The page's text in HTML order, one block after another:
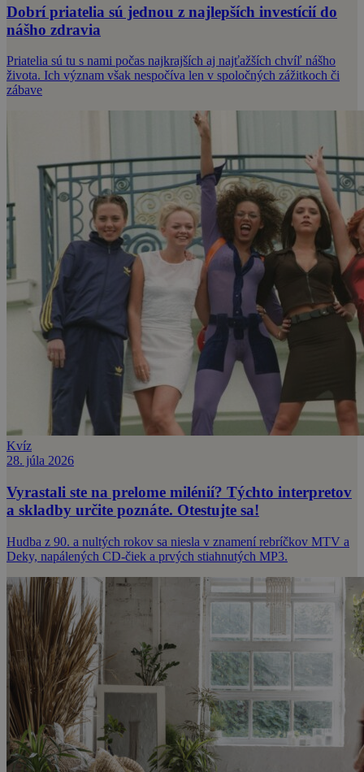
Dobrí priatelia sú jednou z najlepších investícií do
nášho zdravia
Priatelia sú tu s nami počas najkrajších aj najťažších chvíľ nášho
života. Ich význam však nespočíva len v spoločných zážitkoch či
zábave
Kvíz
28. júla 2026
Vyrastali ste na prelome milénií? Týchto interpretov
a skladby určite poznáte. Otestujte sa!
Hudba z 90. a nultých rokov sa niesla v znamení rebríčkov MTV a
Deky, napálených CD-čiek a prvých stiahnutých MP3.